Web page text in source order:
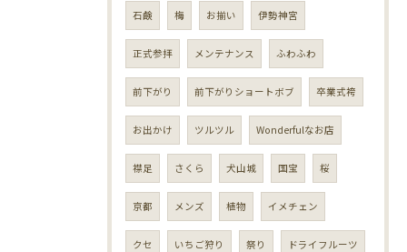
石鹸 梅 お揃い 伊勢神宮
正式参拝 メンテナンス ふわふわ
前下がり 前下がりショートボブ 卒業式袴
お出かけ ツルツル Wonderfulなお店
襟足 さくら 犬山城 国宝 桜
京都 メンズ 植物 イメチェン
クセ いちご狩り 祭り ドライフルーツ